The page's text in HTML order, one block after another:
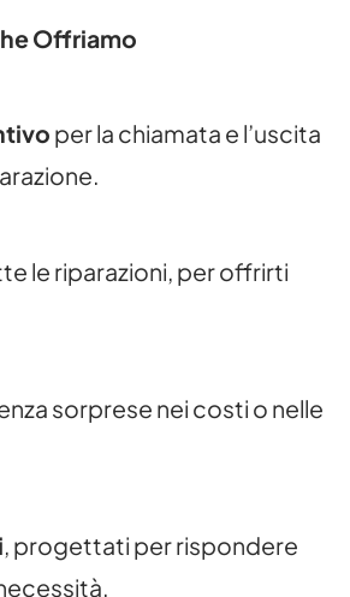
Offriamo
per la chiamata e l’uscita
le riparazioni, per offrirti
sorprese nei costi o nelle
, progettati per rispondere